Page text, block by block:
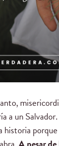
a un